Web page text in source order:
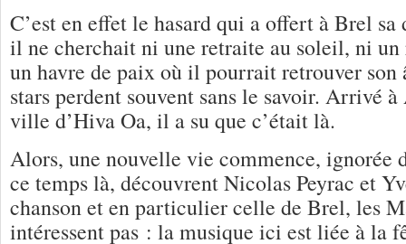
C’est en effet le hasard qui a offert à Brel
il ne cherchait ni une retraite au soleil, ni un
un havre de paix où il pourrait retrouver son
stars perdent souvent sans le savoir. Arrivé
ville d’Hiva Oa, il a su que c’était là.
Alors, une nouvelle vie commence, ignorée
ce temps là, découvrent Nicolas Peyrac et
chanson et en particulier celle de Brel, les
intéressent pas : la musique ici est liée à la